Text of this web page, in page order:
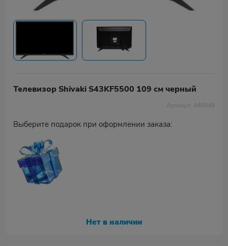
Телевизор Shivaki S43KF5500 109 см черный
Артикул: 448948
Выберите подарок при оформлении заказа:
Нет в наличии